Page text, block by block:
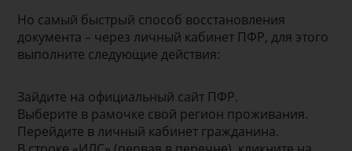
Но самый быстрый способ восстановления
документа – через личный кабинет ПФР, для этого
выполните следующие действия:
Зайдите на официальный сайт ПФР.
Выберите в рамочке свой регион проживания.
Перейдите в личный кабинет гражданина.